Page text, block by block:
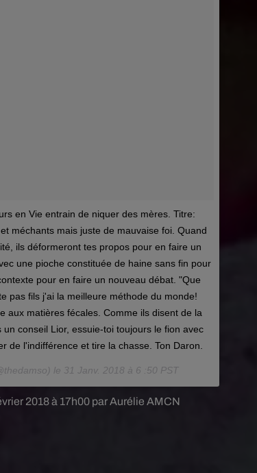
2018 à 17h00 par Aurélie AMCN
en Vie entrain de niquer des mères. Titre:
méchants mais juste de mauvaise foi. Quand
ils déformeront tes propos pour en faire un
une pioche constituée de haine sans fin pour
pour en faire un nouveau débat. "Que
pas fils j'ai la meilleure méthode du monde!
aux matières fécales. Comme ils disent de la
conseil Lior, essuie-toi toujours le fion avec
de l'indifférence et tire la chasse. Ton Daron.
le 31 Janv. 2018 à 6 :50 PST